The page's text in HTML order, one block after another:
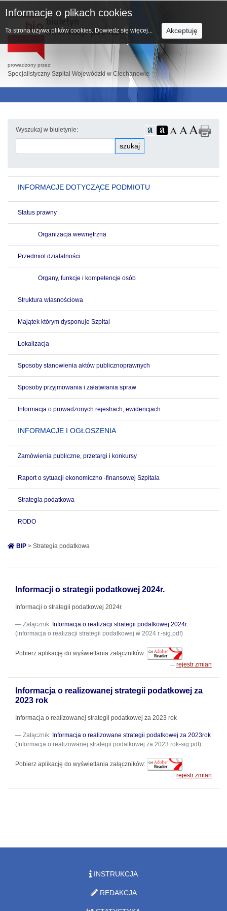
prowadzony przez:
Specjalistyczny Szpital Wojewódzki w Ciechanowie
Wyszukaj w biuletynie:
szukaj
INFORMACJE DOTYCZĄCE PODMIOTU
Status prawny
Organizacja wewnętrzna
Przedmiot działalności
Organy, funkcje i kompetencje osób
Struktura własnościowa
Majątek którym dysponuje Szpital
Lokalizacja
Sposoby stanowienia aktów publicznoprawnych
Sposoby przyjmowania i załatwiania spraw
Informacja o prowadzonych rejestrach, ewidencjach
INFORMACJE I OGŁOSZENIA
Zamówienia publiczne, przetargi i konkursy
Raport o sytuacji ekonomiczno -finansowej Szpitala
Strategia podatkowa
RODO
BIP > Strategia podatkowa
Informacji o strategii podatkowej 2024r.
Informacji o strategii podatkowej 2024r.
Załącznik: Informacja o realizacji strategii podatkowej 2024r.
(informacja o realizacji strategii podatkowej w 2024 r.-sig.pdf)
Pobierz aplikację do wyświetlania załączników:
rejestr zmian
Informacja o realizowanej strategii podatkowej za
2023 rok
Informacja o realizowanej strategii podatkowej za 2023 rok
Załącznik: Informacja o realizowane strategii podatkowej za 2023rok
(Informacja o realizowanej strategii podatkowej za 2023 rok-sig.pdf)
Pobierz aplikację do wyświetlania załączników:
rejestr zmian
Informacje o plikach cookies
Ta strona używa plików cookies. Dowiedz się więcej... Akceptuję
INSTRUKCJA
REDAKCJA